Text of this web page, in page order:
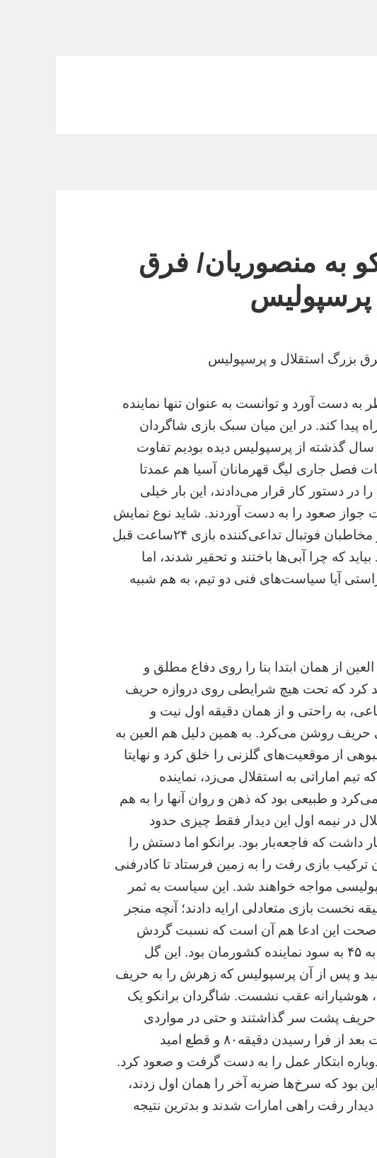
به منصوریان/ فرق
پرسپولیس
بزرگ استقلال و پرسپولیس
دست آورد و توانست به عنوان تنها نماینده
پیدا کند. در این میان سبک بازی شاگردان
سال گذشته از پرسپولیس دیده بودیم تفاوت
فصل جاری لیگ قهرمانان آسیا هم عمدتا
در دستور کار قرار می‌دادند، این بار خیلی
جواز صعود را به دست آوردند. شاید نوع نمایش
سه‌شنبه پرسپولیس برای برخی از مخاطبان فوتبال تداعی‌کننده بازی ۲۴ساعت قبل
که چرا آبی‌ها باختند و تحقیر شدند، اما
آیا سیاست‌های فنی دو تیم، به هم شبیه
از همان ابتدا بنا را روی دفاع مطلق و
کرد که تحت هیچ شرایطی روی دروازه حریف
به راحتی و از همان دقیقه اول نیت و
حریف روشن می‌کرد. به همین دلیل هم العین به
از موقعیت‌های گلزنی را خلق کرد و نهایتا
اماراتی به استقلال می‌زد، نماینده
و طبیعی بود که ذهن و روان آنها را به هم
در نیمه اول این دیدار فقط چیزی حدود
داشت که فاجعه‌بار بود. برانکو اما دستش را
ترکیب بازی رفت را به زمین فرستاد تا کادرفنی
مواجه خواهند شد. این سیاست به ثمر
و سرخپوشان در ۲۵دقیقه نخست بازی متعادلی ارایه دادند؛ آنچه منجر
صحت این ادعا هم آن است که نسبت گردش
توپ تا پیش از گل پرسپولیس، ۵۵ به ۴۵ به سود نماینده کشورمان بود. این گل
و پس از آن پرسپولیس که زهرش را به حریف
هوشیارانه عقب نشست. شاگردان برانکو یک
پشت سر گذاشتند و حتی در مواردی
خوش‌شانس هم بودند، اما در نهایت بعد از فرا رسیدن دقیقه۸۰ و قطع امید
ابتکار عمل را به دست گرفت و صعود کرد.
بود که سرخ‌ها ضربه آخر را همان اول زدند،
دیدار رفت راهی امارات شدند و بدترین نتیجه